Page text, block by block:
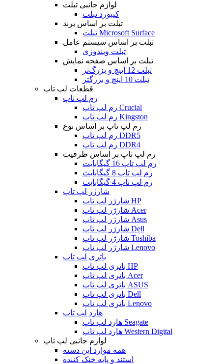
لوازم جانبی تبلت
کیبورد تبلت
تبلت بر اساس برند
تبلت Microsoft Surface
تبلت بر اساس سیستم عامل
تبلت ویندوزی
تبلت بر اساس صفحه نمایش
تبلت 12 اینچ و بزرگ‌تر
تبلت 10 اینچ و بزرگتر
قطعات لپ تاپ
رم لپ تاپ
رم لپ تاپ Crucial
رم لپ تاپ Kingston
رم لپ تاپ بر اساس نوع
رم لپ تاپ DDR5
رم لپ تاپ DDR4
رم لپ تاپ بر اساس ظرفیت
رم لپ تاپ 16 گیگابایت
رم لپ تاپ 8 گیگابایت
رم لپ تاپ 4 گیگابایت
شارژر لپ تاپ
شارژر لپ تاپ HP
شارژر لپ تاپ Acer
شارژر لپ تاپ Asus
شارژر لپ تاپ Dell
شارژر لپ تاپ Toshiba
شارژر لپ تاپ Lenovo
باتری لپ تاپ
باتری لپ تاپ HP
باتری لپ تاپ Acer
باتری لپ تاپ ASUS
باتری لپ تاپ Dell
باتری لپ تاپ Lenovo
هارد لپ تاپ
هارد لپ تاپ Seagate
هارد لپ تاپ Western Digital
لوازم جانبی لپ تاپ
همه موارد این دسته
استند و پایه خنک کننده